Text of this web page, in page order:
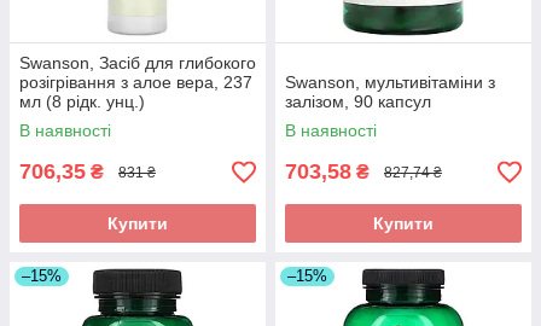
Swanson, Засіб для глибокого
розігрівання з алое вера, 237
мл (8 рідк. унц.)
В наявності
706,35 ₴ 831 ₴
Купити
Swanson, мультивітаміни з
залізом, 90 капсул
В наявності
703,58 ₴ 827,74 ₴
Купити
–15% –15%